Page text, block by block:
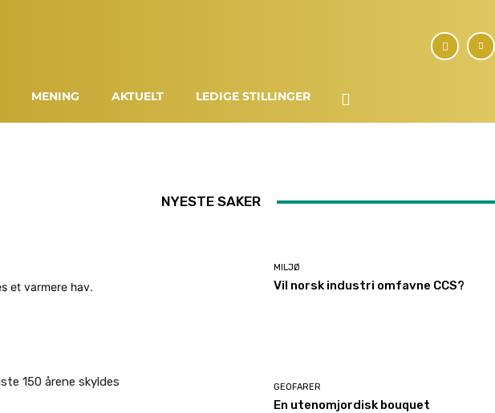
MENING AKTUELT LEDIGE STILLINGER
et varmere hav.
150 årene skyldes
NYESTE SAKER
MILJØ
Vil norsk industri omfavne CCS?
GEOFARER
En utenomjordisk bouquet